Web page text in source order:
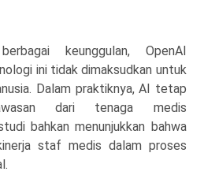
keunggulan, OpenAI
ini tidak dimaksudkan untuk
Dalam praktiknya, AI tetap
dari tenaga medis
bahkan menunjukkan bahwa
staf medis dalam proses